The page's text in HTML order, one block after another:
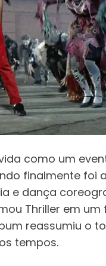
como um
finalmente foi
e dança
Thriller em um
reassumiu o
tempos.